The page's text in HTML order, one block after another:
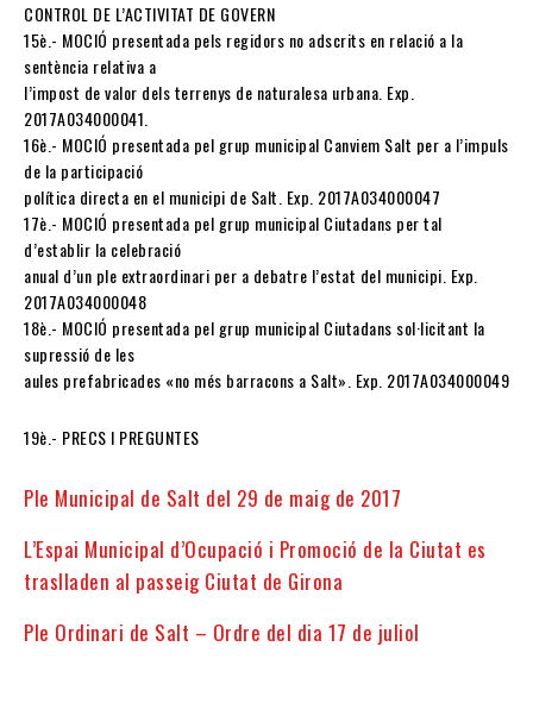
CONTROL DE L’ACTIVITAT DE GOVERN
15è.- MOCIÓ presentada pels regidors no adscrits en relació a la
sentència relativa a
l’impost de valor dels terrenys de naturalesa urbana. Exp.
2017A034000041.
16è.- MOCIÓ presentada pel grup municipal Canviem Salt per a l’impuls
de la participació
política directa en el municipi de Salt. Exp. 2017A034000047
17è.- MOCIÓ presentada pel grup municipal Ciutadans per tal
d’establir la celebració
anual d’un ple extraordinari per a debatre l’estat del municipi. Exp.
2017A034000048
18è.- MOCIÓ presentada pel grup municipal Ciutadans sol·licitant la
supressió de les
aules prefabricades «no més barracons a Salt». Exp. 2017A034000049
19è.- PRECS I PREGUNTES
Ple Municipal de Salt del 29 de maig de 2017
L’Espai Municipal d’Ocupació i Promoció de la Ciutat es
traslladen al passeig Ciutat de Girona
Ple Ordinari de Salt – Ordre del dia 17 de juliol